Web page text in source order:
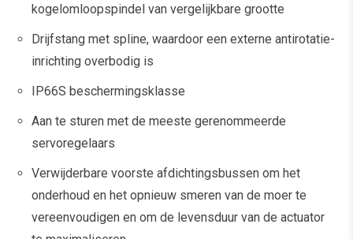
kogelomloopspindel van vergelijkbare grootte
Drijfstang met spline, waardoor een externe antirotatie-
inrichting overbodig is
IP66S beschermingsklasse
Aan te sturen met de meeste gerenommeerde
servoregelaars
Verwijderbare voorste afdichtingsbussen om het
onderhoud en het opnieuw smeren van de moer te
vereenvoudigen en om de levensduur van de actuator